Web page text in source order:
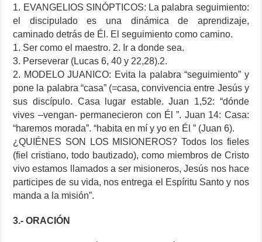
1. EVANGELIOS SINÓPTICOS: La palabra seguimiento:
el discipulado es una dinámica de aprendizaje,
caminado detrás de Él. El seguimiento como camino.
1. Ser como el maestro. 2. Ir a donde sea.
3. Perseverar (Lucas 6, 40 y 22,28).2.
2. MODELO JUANICO: Evita la palabra “seguimiento” y
pone la palabra “casa” (=casa, convivencia entre Jesús y
sus discípulo. Casa lugar estable. Juan 1,52: “dónde
vives –vengan- permanecieron con Él ”. Juan 14: Casa:
“haremos morada”. “habita en mí y yo en Él ” (Juan 6).
¿QUIÉNES SON LOS MISIONEROS? Todos los fieles
(fiel cristiano, todo bautizado), como miembros de Cristo
vivo estamos llamados a ser misioneros, Jesús nos hace
participes de su vida, nos entrega el Espíritu Santo y nos
manda a la misión”.
3.- ORACIÓN